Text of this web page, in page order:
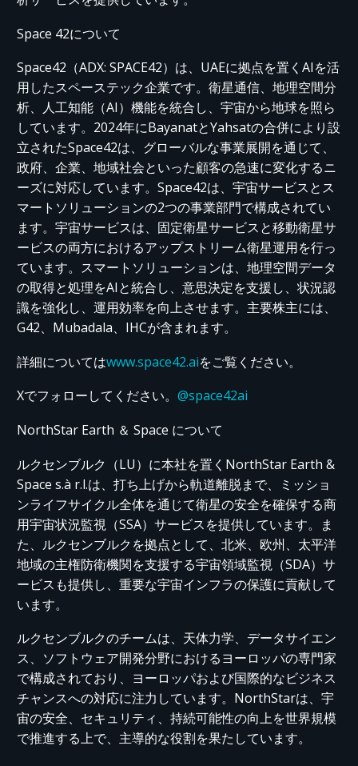
Space 42について
Space42（ADX: SPACE42）は、UAEに拠点を置くAIを活
用したスペーステック企業です。衛星通信、地理空間分
析、人工知能（AI）機能を統合し、宇宙から地球を照ら
しています。2024年にBayanatとYahsatの合併により設
立されたSpace42は、グローバルな事業展開を通じて、
政府、企業、地域社会といった顧客の急速に変化するニ
ーズに対応しています。Space42は、宇宙サービスとス
マートソリューションの2つの事業部門で構成されてい
ます。 宇宙サービスは、固定衛星サービスと移動衛星サ
ービスの両方におけるアップストリーム衛星運用を行っ
ています。スマートソリューションは、地理空間データ
の取得と処理をAIと統合し、意思決定を支援し、状況認
識を強化し、運用効率を向上させます。主要株主には、
G42、Mubadala、IHCが含まれます。
詳細についてはwww.space42.aiをご覧ください。
Xでフォローしてください。 @space42ai
NorthStar Earth ＆ Space について
ルクセンブルク（LU）に本社を置くNorthStar Earth &
Space s.à r.l.は、打ち上げから軌道離脱まで、ミッショ
ンライフサイクル全体を通じて衛星の安全を確保する商
用宇宙状況監視（SSA）サービスを提供しています。ま
た、ルクセンブルクを拠点として、北米、欧州、太平洋
地域の主権防衛機関を支援する宇宙領域監視（SDA）サ
ービスも提供し、重要な宇宙インフラの保護に貢献して
います。
ルクセンブルクのチームは、天体力学、データサイエン
ス、ソフトウェア開発分野におけるヨーロッパの専門家
で構成されており、ヨーロッパおよび国際的なビジネス
チャンスへの対応に注力しています。NorthStarは、宇
宙の安全、セキュリティ、持続可能性の向上を世界規模
で推進する上で、主導的な役割を果たしています。